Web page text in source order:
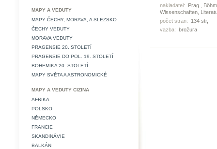
MAPY A VEDUTY
MAPY ČECHY, MORAVA, A SLEZSKO
ČECHY VEDUTY
MORAVA VEDUTY
PRAGENSIE 20. STOLETÍ
PRAGENSIE DO POL. 19. STOLETÍ
BOHEMIKA 20. STOLETÍ
MAPY SVĚTA A ASTRONOMICKÉ
MAPY A VEDUTY CIZINA
AFRIKA
POLSKO
NĚMECKO
FRANCIE
SKANDINÁVIE
BALKÁN
nakladatel:
Prag ,
Wissenschaften,
počet stran:
134 str,
vazba: brožura